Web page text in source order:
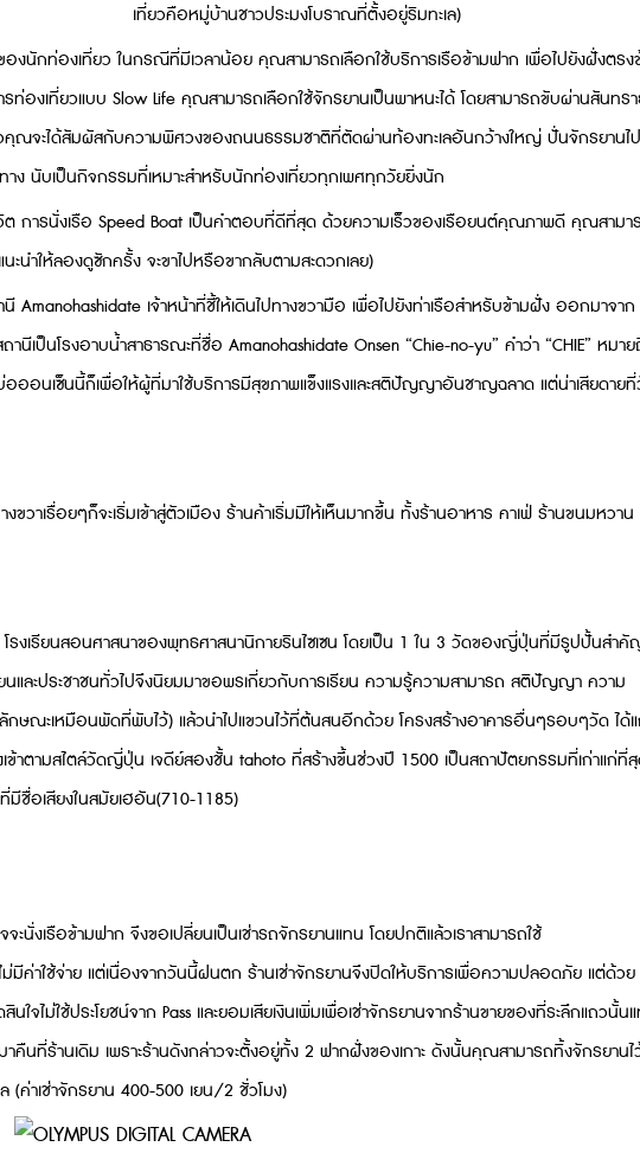
เที่ยวคือหมู่บ้านชาวประมงโบราณที่ตั้งอยู่ริมทะเล)
งนักท่องเที่ยว ในกรณีที่มีเวลาน้อย คุณสามารถเลือกใช้บริการเรือข้ามฟาก เพื่อไปยังฝั่งตรง
รท่องเที่ยวแบบ Slow Life คุณสามารถเลือกใช้จักรยานเป็นพาหนะได้ โดยสามารถขับผ่านสันทร
คุณจะได้สัมผัสกับความพิศวงของถนนธรรมชาติที่ตัดผ่านท้องทะเลอันกว้างใหญ่ ปั่นจักรยานไป
ง นับเป็นกิจกรรมที่เหมาะสำหรับนักท่องเที่ยวทุกเพศทุกวัยยิ่งนัก
การนั่งเรือ Speed Boat เป็นคำตอบที่ดีที่สุด ด้วยความเร็วของเรือยนต์คุณภาพดี คุณสามา
ะนำให้ลองดูซักครั้ง จะขาไปหรือขากลับตามสะดวกเลย)
เจ้าหน้าที่ชี้ให้เดินไปทางขวามือ เพื่อไปยังท่าเรือสำหรับข้ามฝั่ง ออกมาจาก
นีเป็นโรงอาบน้ำสาธารณะที่ชื่อ Amanohashidate Onsen “Chie-no-yu” คำว่า “CHIE” หมา
ออนเซ็นนี้ก็เพื่อให้ผู้ที่มาใช้บริการมีสุขภาพแข็งแรงและสติปัญญาอันชาญฉลาด แต่น่าเสียดาย
ขวาเรื่อยๆก็จะเริ่มเข้าสู่ตัวเมือง ร้านค้าเริ่มมีให้เห็นมากขึ้น ทั้งร้านอาหาร คาเฟ่ ร้านขนมหวาน
โรงเรียนสอนศาสนาของพุทธศาสนานิกายรินไซเซน โดยเป็น 1 ใน 3 วัดของญี่ปุ่นที่มีรูปปั้นสำ
นและประชาชนทั่วไปจึงนิยมมาขอพรเกี่ยวกับการเรียน ความรู้ความสามารถ สติปัญญา ความ
ลักษณะเหมือนพัดที่พับไว้) แล้วนำไปแขวนไว้ที่ต้นสนอีกด้วย โครงสร้างอาคารอื่นๆรอบๆวัด ได้
ข้าตามสไตล์วัดญี่ปุ่น เจดีย์สองชั้น tahoto ที่สร้างขึ้นช่วงปี 1500 เป็นสถาปัตยกรรมที่เก่าแก่ที่
ชื่อเสียงในสมัยเฮอัน(710-1185)
งเรือข้ามฟาก จึงขอเปลี่ยนเป็นเช่ารถจักรยานแทน โดยปกติแล้วเราสามารถใช้
ม่มีค่าใช้จ่าย แต่เนื่องจากวันนี้ฝนตก ร้านเช่าจักรยานจึงปิดให้บริการเพื่อความปลอดภัย แต่ด้วย
ม่ใช้ประโยชน์จาก Pass และยอมเสียเงินเพิ่มเพื่อเช่าจักรยานจากร้านขายของที่ระลึกแถวนั้น
นที่ร้านเดิม เพราะร้านดังกล่าวจะตั้งอยู่ทั้ง 2 ฟากฝั่งของเกาะ ดังนั้นคุณสามารถทิ้งจักรยาน
(ค่าเช่าจักรยาน 400-500 เยน/2 ชั่วโมง)